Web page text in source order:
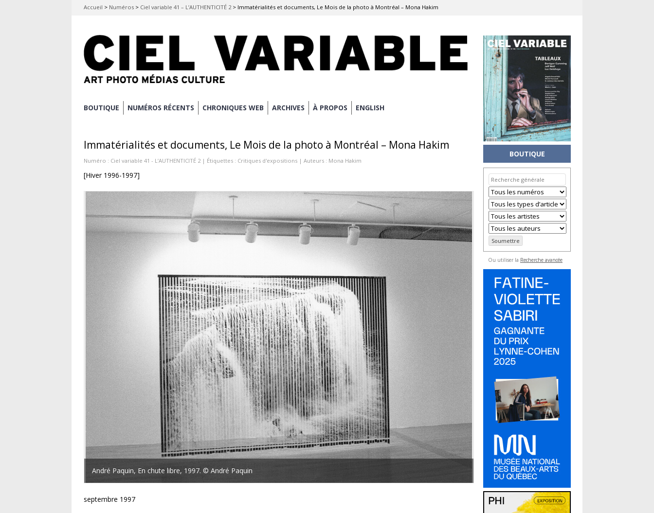
Accueil > Numéros > Ciel variable 41 – L’AUTHENTICITÉ 2> Immatérialités et documents, Le Mois de la photo à Montréal – Mona Hakim
Aller
principal
BOUTIQUE NUMÉROS RÉCENTS CHRONIQUES WEB ARCHIVES À PROPOS ENGLISH
Immatérialités et documents, Le Mois de la photo à Montréal – Mona Hakim
Numéro : Ciel variable 41 - L’AUTHENTICITÉ 2 | Étiquettes : Critiques d'expositions | Auteurs : Mona Hakim
[Hiver 1996-1997]
André Paquin, En chute libre, 1997. © André Paquin
septembre 1997
BOUTIQUE
Ou utiliser la Recherche avancée